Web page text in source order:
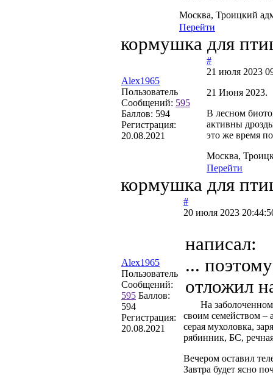
Москва, Троицкий
Перейти
кормушка для
Alex1965
Пользователь
Сообщений: 595
Баллов: 594
Регистрация:
20.08.2021
#
21 июля 2023
21 Июня 2023.
В лесном
активны
это же время
Москва,
Перейти
кормушка для
Alex1965
Пользователь
Сообщений:
595 Баллов:
594
Регистрация:
20.08.2021
#
20 июля 2023
написал:
...
отложил
На заболоченном
своим семейством –
серая мухоловка,
рябинник, БС,
Вечером оставил
Завтра будет ясно